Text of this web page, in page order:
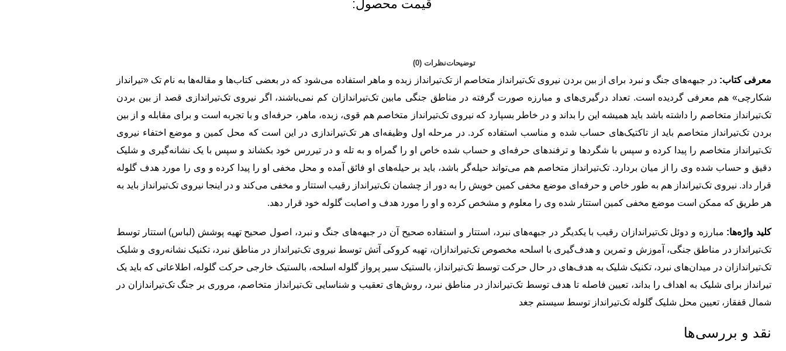
قیمت محصول:​
توضیحاتنظرات (0)
معرفی کتاب: در جبهه‌های جنگ و نبرد برای از بین بردن نیروی تک‌تیرانداز متخاصم از تک‌تیرانداز زبده و ماهر استفاده می‌شود که در بعضی کتاب‌ها و مقاله‌ها به نام تک «تیرانداز
شکارچی» هم معرفی گردیده است. تعداد درگیری‌های و مبارزه صورت گرفته در مناطق جنگی مابین تک‌تیراندازان کم نمی‌باشند، اگر نیروی تک‌تیراندازی قصد از بین بردن
تک‌تیرانداز متخاصم را داشته باشد باید همیشه این را بداند و در خاطر بسپارد که نیروی تک‌تیرانداز متخاصم هم قوی، زبده، ماهر، حرفه‌ای و با تجربه است و برای مقابله و از بین
بردن تک‌تیرانداز متخاصم باید از تاکتیک‌های حساب شده و مناسب استفاده کرد. در مرحله اول وظیفه‌ای هر تک‌تیراندازی در این است که محل کمین و موضع اختفاء نیروی
تک‌تیرانداز متخاصم را پیدا کرده و سپس با شگردها و ترفندهای حرفه‌ای و حساب شده خاص او را گمراه و به تله و در تیررس خود بکشاند و سپس با یک نشانه‌گیری و شلیک
دقیق و حساب شده وی را از میان بردارد. تک‌تیرانداز متخاصم هم می‌تواند حیله‌گر باشد، باید بر حیله‌های او فائق آمده و محل مخفی او را پیدا کرده و وی را مورد هدف گلوله
قرار داد. نیروی تک‌تیرانداز هم به طور خاص و حرفه‌ای موضع مخفی کمین خویش را به دور از چشمان تک‌تیرانداز رقیب استتار و مخفی می‌کند و در اینجا نیروی تک‌تیرانداز باید به
هر طریق که ممکن است موضع مخفی کمین استتار شده وی را معلوم و مشخص کرده و او را مورد هدف و اصابت گلوله خود قرار دهد.
کلید واژه‌ها: مبارزه و دوئل تک‌تیراندازان رقیب با یکدیگر در جبهه‌های نبرد، استتار و استفاده صحیح آن در جبهه‌های جنگ و نبرد، اصول صحیح تهیه پوشش (لباس) استتار توسط
تک‌تیرانداز در مناطق جنگی، آموزش و تمرین و هدف‌گیری با اسلحه مخصوص تک‌تیراندازان، تهیه کروکی آتش توسط نیروی تک‌تیرانداز در مناطق نبرد، تکنیک نشانه‌روی و شلیک
تک‌تیراندازان در میدان‌های نبرد، تکنیک شلیک به هدف‌های در حال حرکت توسط تک‌تیرانداز، بالستیک سیر پرواز گلوله اسلحه، بالستیک خارجی حرکت گلوله، اطلاعاتی که باید یک
تیرانداز برای شلیک به اهداف را بداند، تعیین فاصله تا هدف توسط تک‌تیرانداز در مناطق نبرد، روش‌های تعقیب و شناسایی تک‌تیرانداز متخاصم، مروری بر جنگ تک‌تیراندازان در
شمال قفقاز، تعیین محل شلیک گلوله تک‌تیرانداز توسط سیستم جغد
نقد و بررسی‌ها